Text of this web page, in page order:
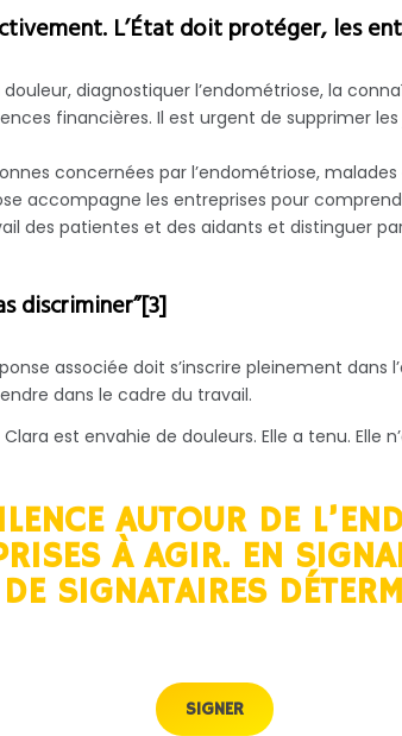
L’État doit protéger, les
diagnostiquer l’endométriose, la
financières. Il est urgent de supprimer
concernées par l’endométriose,
accompagne les entreprises pour
des patientes et des aidants et distinguer
discriminer”[3]
associée doit s’inscrire pleinement
dans le cadre du travail.
est envahie de douleurs. Elle a tenu. Elle
AUTOUR DE
À AGIR. EN
SIGNATAIRES
SIGNER